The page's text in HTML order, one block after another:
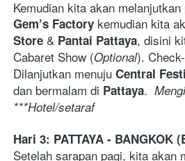
Gem’s Factory kemudian kita
Store & Pantai Pattaya, disini
Cabaret Show (Optional).
Dilanjutkan menuju Central
dan bermalam di Pattaya.
***Hotel/setaraf
Hari 3: PATTAYA - BANGKOK